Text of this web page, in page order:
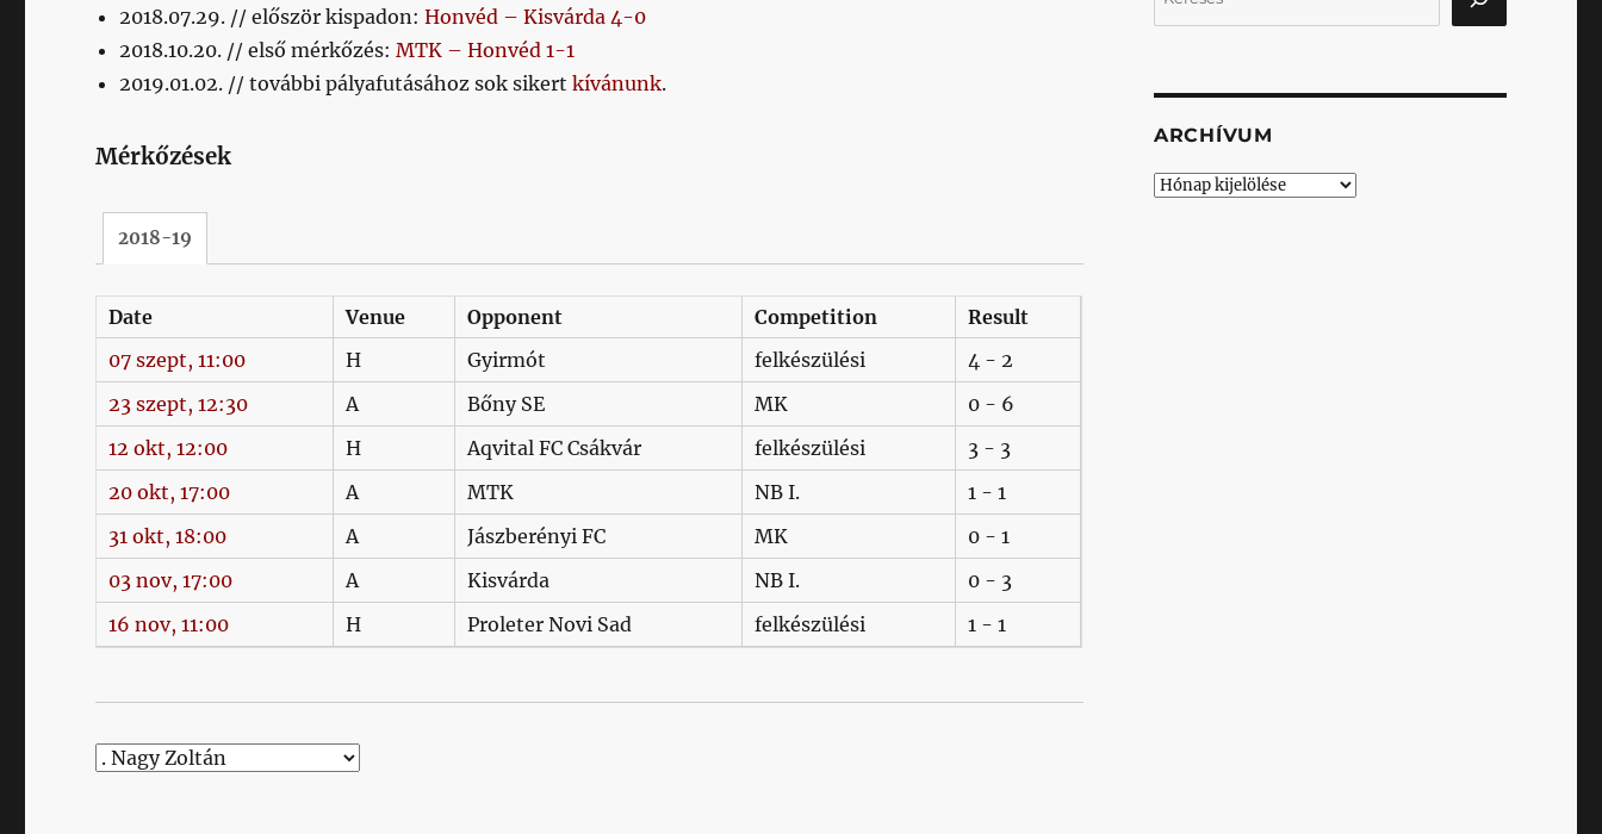
2018.07.29. // először kispadon:Honvéd – Kisvárda 4-0
2018.10.20. // első mérkőzés:MTK – Honvéd 1-1
2019.01.02. // további pályafutásához sok sikertkívánunk.
Mérkőzések
2018-19
Date Venue Opponent Competition
Result
07 szept, 11:00
H Gyirmót felkészülési
4 - 2
23 szept, 12:30
A Bőny SE MK
0 - 6
12 okt, 12:00
H Aqvital FC Csákvár felkészülési
3 - 3
20 okt, 17:00
A MTK NB I.
1 - 1
31 okt, 18:00
A Jászberényi FC MK
0 - 1
03 nov, 17:00
A Kisvárda NB I.
0 - 3
16 nov, 11:00
H Proleter Novi Sad felkészülési 1 - 1
ARCHÍVUM
Archívum